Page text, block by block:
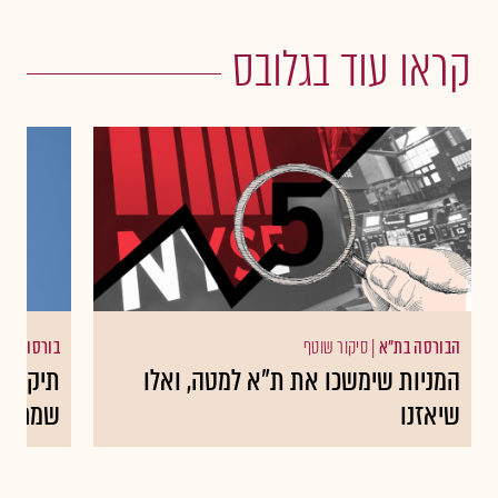
קראו עוד בגלובס
הבורסה בת"א|סיקור שוטף
המניות שימשכו את ת"א למטה, ואלו
שיאזנו
בורסות